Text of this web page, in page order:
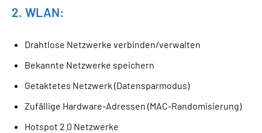
2. WLAN:
Drahtlose Netzwerke verbinden/verwalten
Bekannte Netzwerke speichern
Getaktetes Netzwerk (Datensparmodus)
Zufällige Hardware-Adressen (MAC-Randomisierung)
Hotspot 2.0 Netzwerke